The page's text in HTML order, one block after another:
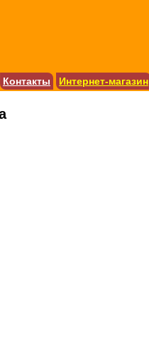
Контакты
Интернет-магазин